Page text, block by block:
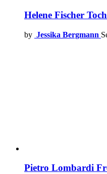
Helene Fischer
by Jessika Bergmann
Pietro Lombardi